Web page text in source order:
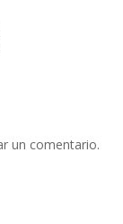
un comentario.